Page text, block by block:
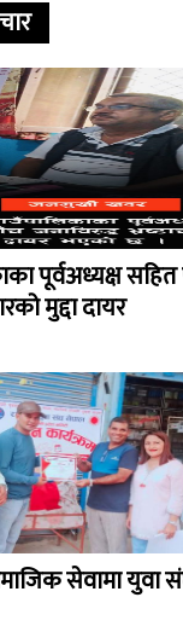
पूर्वअध्यक्ष
मुद्दा दायर
सेवामा युवा